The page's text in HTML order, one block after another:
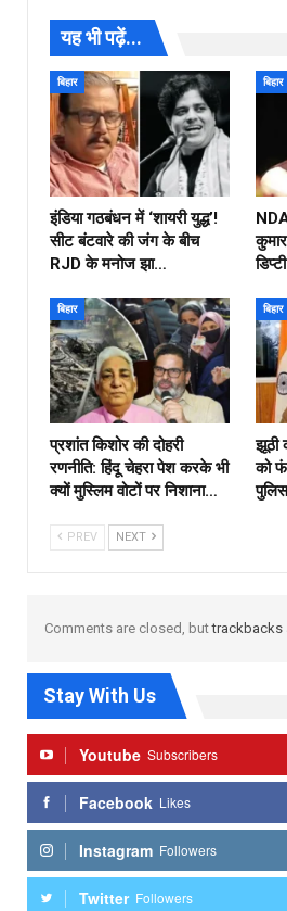
यह भी पढ़ें...
बिहार
इंडिया गठबंधन में ‘शायरी युद्ध’!
सीट बंटवारे की जंग के बीच
RJD के मनोज झा…
बिहार
बिहार
प्रशांत किशोर की दोहरी
रणनीति: हिंदू चेहरा पेश करके भी
क्यों मुस्लिम वोटों पर निशाना…
बिहार
झूठी
को
PREV NEXT
Comments are closed, buttrackbacks
Stay With Us
Youtube Subscribers
Facebook Likes
Instagram Followers
Twitter Followers